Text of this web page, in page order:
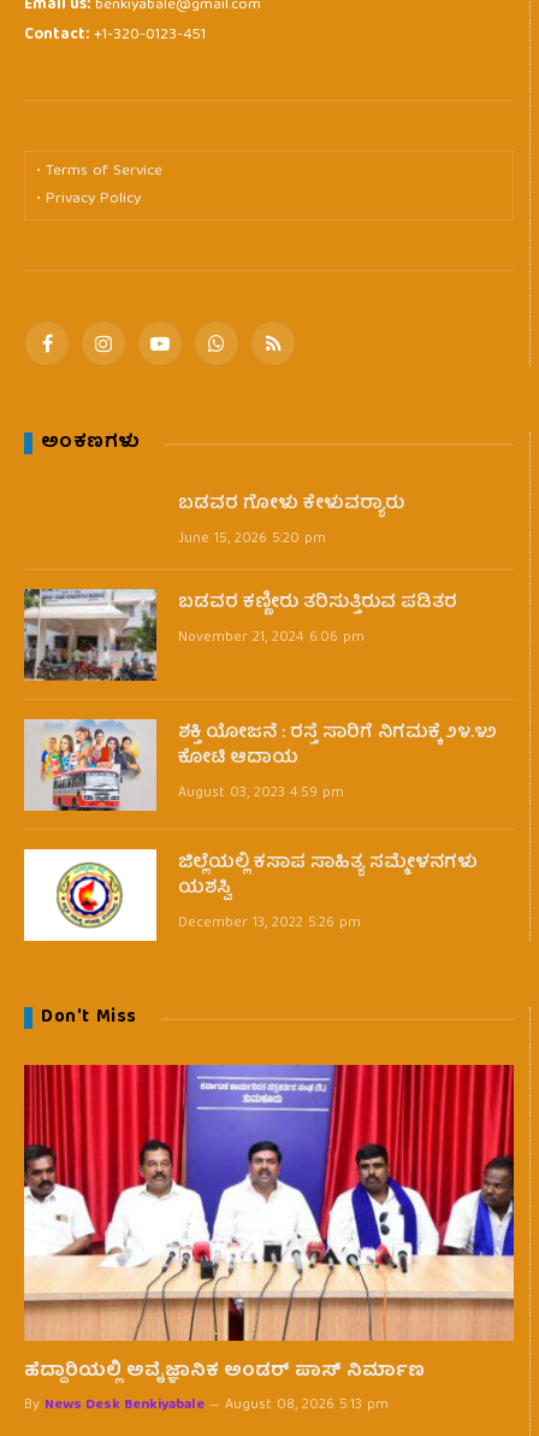
Contact:+1-320-0123-451
• Terms of Service
• Privacy Policy
FacebookInstagramYouTubeWhatsApp
RSS
ಅಂಕಣಗಳು
ಬಡವರ ಗೋಳು ಕೇಳುವರ‍್ಯಾರು
June 15, 2026 5:20 pm
ಬಡವರ ಕಣ್ಣೀರು ತರಿಸುತ್ತಿರುವ ಪಡಿತರ
November 21, 2024 6:06 pm
ಶಕ್ತಿ ಯೋಜನೆ : ರಸ್ತೆ ಸಾರಿಗೆ ನಿಗಮಕ್ಕೆ ೨೪.೪೨
ಕೋಟಿ ಆದಾಯ
August 03, 2023 4:59 pm
ಜಿಲ್ಲೆಯಲ್ಲಿ ಕಸಾಪ ಸಾಹಿತ್ಯ ಸಮ್ಮೇಳನಗಳು
ಯಶಸ್ವಿ
December 13, 2022 5:26 pm
Don't Miss
ಹೆದ್ದಾರಿಯಲ್ಲಿ ಅವೈಜ್ಞಾನಿಕ ಅಂಡರ್ ಪಾಸ್ ನಿರ್ಮಾಣ
By News Desk Benkiyabale August 08, 2026 5:13 pm